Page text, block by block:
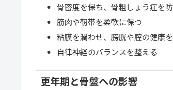
骨密度を保ち、骨粗しょう症を
筋肉や靭帯を柔軟に保つ
粘膜を潤わせ、膀胱や腟の健康
自律神経のバランスを整える
更年期と骨盤への影響